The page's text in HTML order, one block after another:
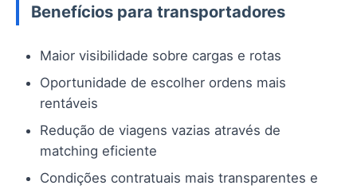
Benefícios para transportadores
Maior visibilidade sobre cargas e rotas
Oportunidade de escolher ordens mais
rentáveis
Redução de viagens vazias através de
matching eficiente
Condições contratuais mais transparentes e